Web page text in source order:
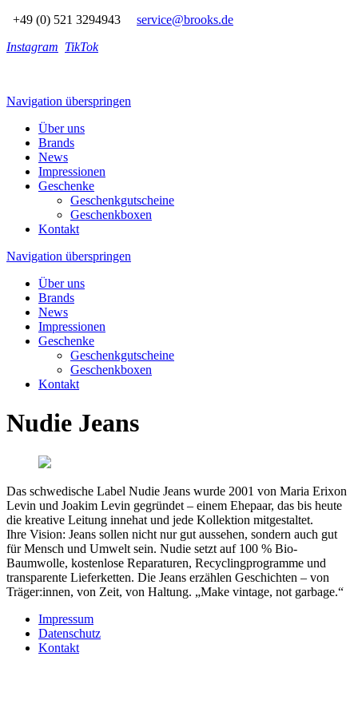
+49 (0) 521 3294943
service@brooks.de
Instagram TikTok
Navigation überspringen
Über uns
Brands
News
Impressionen
Geschenke
Geschenkgutscheine
Geschenkboxen
Kontakt
Navigation überspringen
Über uns
Brands
News
Impressionen
Geschenke
Geschenkgutscheine
Geschenkboxen
Kontakt
Nudie Jeans
Das schwedische Label Nudie Jeans wurde 2001 von Maria Erixon
Levin und Joakim Levin gegründet – einem Ehepaar, das bis heute
die kreative Leitung innehat und jede Kollektion mitgestaltet.
Ihre Vision: Jeans sollen nicht nur gut aussehen, sondern auch gut
für Mensch und Umwelt sein. Nudie setzt auf 100 % Bio-
Baumwolle, kostenlose Reparaturen, Recyclingprogramme und
transparente Lieferketten. Die Jeans erzählen Geschichten – von
Träger:innen, von Zeit, von Haltung. „Make vintage, not garbage.“
Impressum
Datenschutz
Kontakt